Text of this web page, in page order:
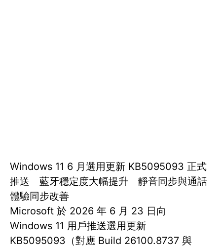
Windows 11 6 月選用更新 KB5095093 正式
推送 藍牙穩定度大幅提升 靜音同步與通話
體驗同步改善
Microsoft 於 2026 年 6 月 23 日向
Windows 11 用戶推送選用更新
KB5095093（對應 Build 26100.8737 與